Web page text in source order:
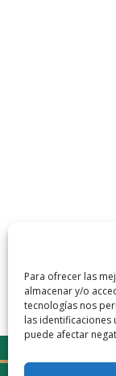
Para ofrecer las
almacenar y/o
tecnologías nos
las identificaciones
puede afectar